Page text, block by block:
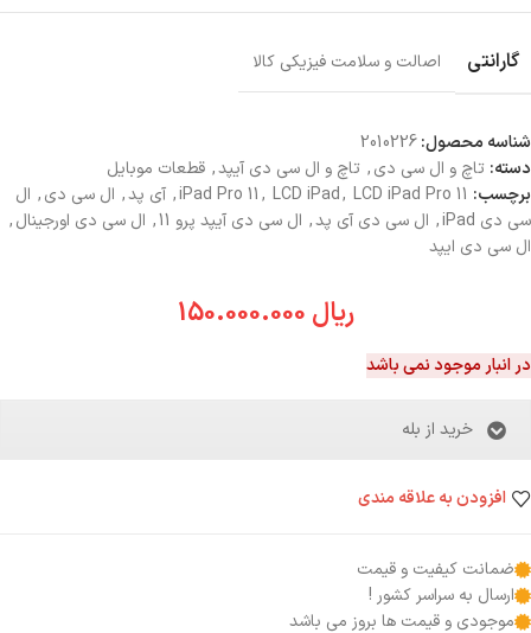
گارانتی اصالت و سلامت فیزیکی کالا
شناسه محصول:2010226
دسته: تاچ و ال سی دی, تاچ و ال سی دی آیپد, قطعات موبایل
برچسب:
iPad Pro 11, LCD iPad, LCD iPad Pro 11
, آی پد, ال سی دی, ال
سی دی iPad
, ال سی دی آی پد, ال سی دی آیپد پرو 11 , ال سی دی اورجینال,
ال سی دی ایپد
ریال
در انبار موجود نمی باشد
خرید از بله
افزودن به علاقه مندی
ضمانت کیفیت و قیمت
ارسال به سراسر کشور !
موجودی و قیمت ها بروز می باشد